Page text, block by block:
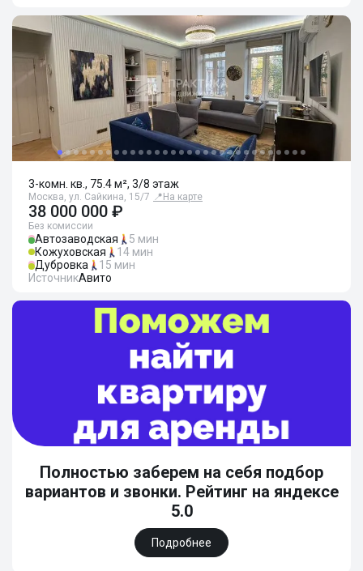
3-комн. кв., 75.4 м², 3/8 этаж
Москва, ул. Сайкина, 15/7 📍 На карте
38 000 000 ₽
Без комиссии
Автозаводская
5 мин
Кожуховская
14 мин
Дубровка
15 мин
ИсточникАвито
Полностью заберем на себя подбор
вариантов и звонки. Рейтинг на яндексе
5.0
Подробнее